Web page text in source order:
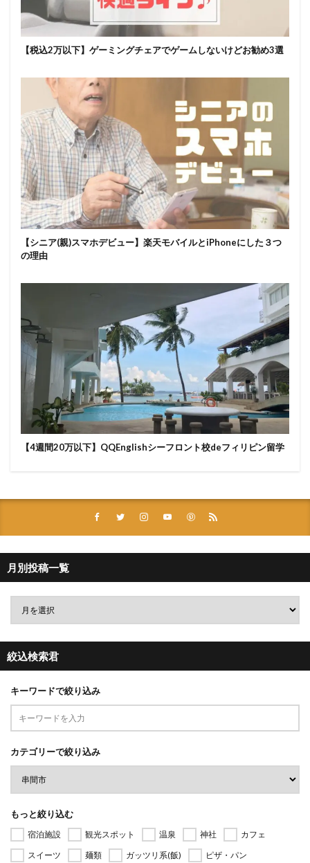
【税込2万以下】ゲーミングチェアでゲームしないけどお勧め3選
【シニア(親)スマホデビュー】楽天モバイルとiPhoneにした３つ
の理由
【4週間20万以下】QQEnglishシーフロント校deフィリピン留学
月別投稿一覧
絞込検索君
キーワードで絞り込み
カテゴリーで絞り込み
もっと絞り込む
宿泊施設 観光スポット 温泉 神社
カフェ
スイーツ
麺類 ガッツリ系(飯) ピザ・パン